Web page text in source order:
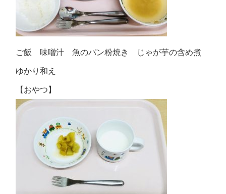
ご飯 味噌汁 魚のパン粉焼き じゃが芋の含め煮
ゆかり和え
【おやつ】